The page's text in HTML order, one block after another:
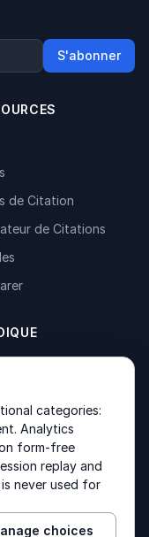
S'abonner
de Citation
de Citations
of Service
MentalNote
categories:
Analytics
form-free
replay and
never used for
choices